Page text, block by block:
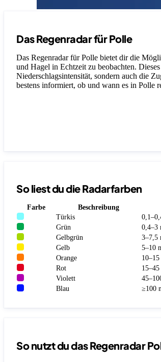
Das Regenradar für Polle
Das Regenradar für Polle bietet dir die
und Hagel in Echtzeit zu beobachten.
Niederschlagsintensität, sondern auch die
bestens informiert, ob und wann es in Polle
So liest du die Radarfarben
Farbe Beschreibung
Türkis
Grün
0,4–3
Gelbgrün
3–7,5
Gelb
5–10
Orange
Rot
Violett
Blau
≥100
So nutzt du das Regenradar